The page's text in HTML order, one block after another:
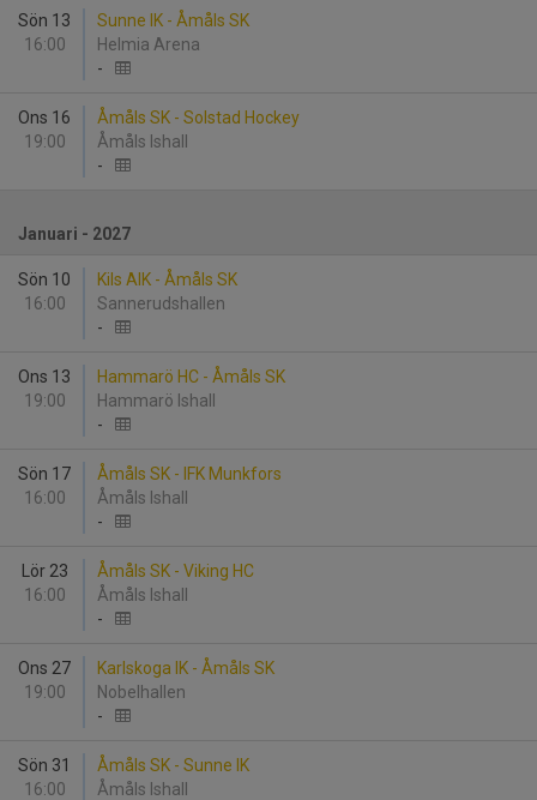
Sön 13
16:00
Sunne IK - Åmåls SK
Helmia Arena
-
Ons 16
19:00
Åmåls SK - Solstad Hockey
Åmåls Ishall
-
Januari - 2027
Sön 10
16:00
Kils AIK - Åmåls SK
Sannerudshallen
-
Ons 13
19:00
Hammarö HC - Åmåls SK
Hammarö Ishall
-
Sön 17
16:00
Åmåls SK - IFK Munkfors
Åmåls Ishall
-
Lör 23
16:00
Åmåls SK - Viking HC
Åmåls Ishall
-
Ons 27
19:00
Karlskoga IK - Åmåls SK
Nobelhallen
-
Sön 31
16:00
Åmåls SK - Sunne IK
Åmåls Ishall